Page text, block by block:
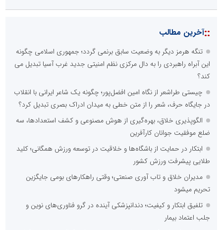
::آخرین مطالب
تنگه هرمز دیگر به وضعیت سابق برنمی گردد؛ جمهوری اسلامی چگونه
این آبراه راهبردی را به دال مرکزی نظم امنیتی جدید غرب آسیا تبدیل می
کند؟
چیستی طراشعر از نگاه امین افضل‌پور؛ چگونه یک شاعر ایرانی با انقلاب
در جایگاه حرف، شعر را از متن خطی به میدان ادراک بصری تبدیل کرد؟
الگوپذیری خلاق، بهره‌گیری از هوش مصنوعی و کشف استعدادها، سه
ضلع موفقیت جوانان کارآفرین
ابتکار در حمایت از باشگاه‌ها و خلاقیت در توسعه ورزش همگانی؛ کلید
طلایی پیشرفت ورزش کشور
مدیران خلاق و تاب آوری صنعتی؛ وقتی راهکارهای بومی جایگزین
تحریم میشود
تلفیق ابتکار و کیفیت؛ دندانپزشکی آینده در گرو فناوری‌های نوین و
جلب اعتماد بیمار